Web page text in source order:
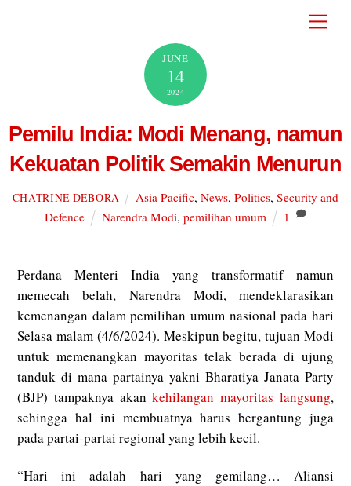
JUNE
14
2024
Pemilu India: Modi Menang, namun
Kekuatan Politik Semakin Menurun
CHATRINE DEBORA Asia Pacific,News,Politics,Security and
Defence
Narendra Modi,pemilihan umum 1
Perdana Menteri India yang transformatif namun
memecah belah, Narendra Modi, mendeklarasikan
kemenangan dalam pemilihan umum nasional pada hari
Selasa malam (4/6/2024). Meskipun begitu, tujuan Modi
untuk memenangkan mayoritas telak berada di ujung
tanduk di mana partainya yakni Bharatiya Janata Party
(BJP) tampaknya akankehilangan mayoritas langsung,
sehingga hal ini membuatnya harus bergantung juga
pada partai-partai regional yang lebih kecil.
“Hari ini adalah hari yang gemilang… Aliansi